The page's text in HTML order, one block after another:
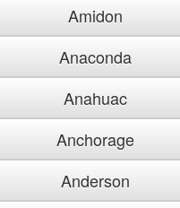
Amidon
Anaconda
Anahuac
Anchorage
Anderson